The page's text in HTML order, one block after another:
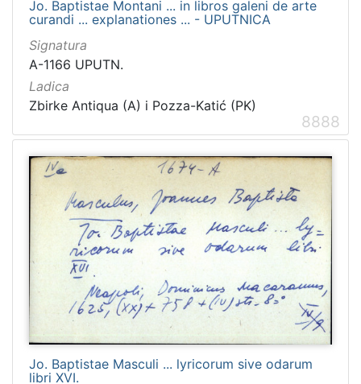
Jo. Baptistae Montani ... in libros galeni de arte
curandi ... explanationes ... - UPUTNICA
Signatura
A-1166 UPUTN.
Ladica
Zbirke Antiqua (A) i Pozza-Katić (PK)
8888
Jo. Baptistae Masculi ... lyricorum sive odarum
libri XVI.